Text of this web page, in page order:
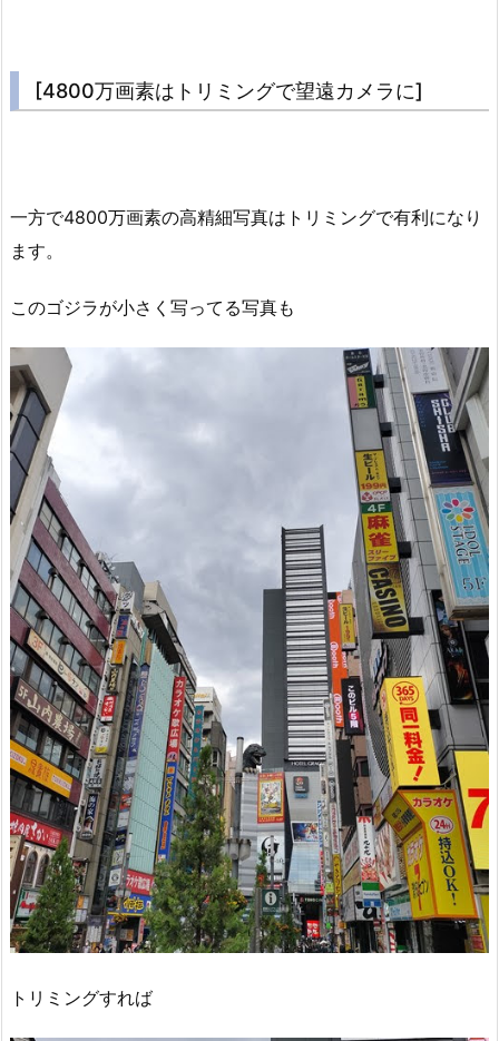
[4800万画素はトリミングで望遠カメラに]
一方で4800万画素の高精細写真はトリミングで有利になり
ます。
このゴジラが小さく写ってる写真も
トリミングすれば